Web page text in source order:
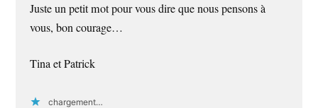
Juste un petit mot pour vous dire que nous pensons à
vous, bon courage…
Tina et Patrick
chargement…